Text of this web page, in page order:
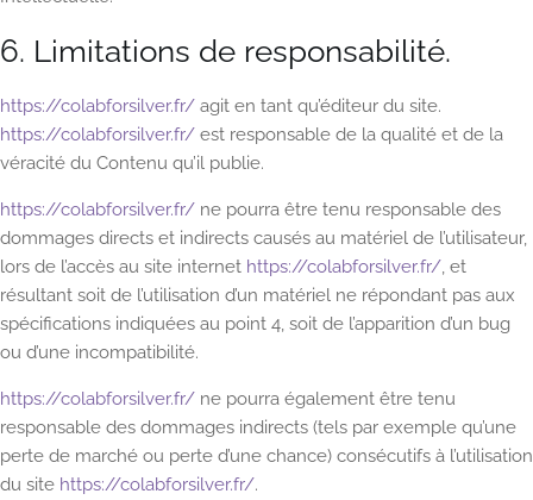
6. Limitations de responsabilité.
https://colabforsilver.fr/ agit en tant qu’éditeur du site.
https://colabforsilver.fr/ est responsable de la qualité et de la
véracité du Contenu qu’il publie.
https://colabforsilver.fr/ ne pourra être tenu responsable des
dommages directs et indirects causés au matériel de l’utilisateur,
lors de l’accès au site internet https://colabforsilver.fr/ , et
résultant soit de l’utilisation d’un matériel ne répondant pas aux
spécifications indiquées au point 4, soit de l’apparition d’un bug
ou d’une incompatibilité.
https://colabforsilver.fr/ ne pourra également être tenu
responsable des dommages indirects (tels par exemple qu’une
perte de marché ou perte d’une chance) consécutifs à l’utilisation
du site https://colabforsilver.fr/.